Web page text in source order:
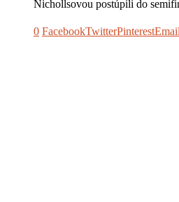
Nichollsovou postúpili do
0 FacebookTwitterPinterestEmail